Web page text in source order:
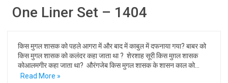
One Liner Set – 1404
किस मुगल शासक को पहले आगरा में और बाद में काबुल में दफनाया गया? बाबर को
किस मुगल शासक को कलंदर कहा जाता था ? शेरशाह सूरी किस मुग़ल शासक
कोआलमगीर कहा जाता था? औरंगजेब किस मुगल शासक के शासन काल को…
Read More »